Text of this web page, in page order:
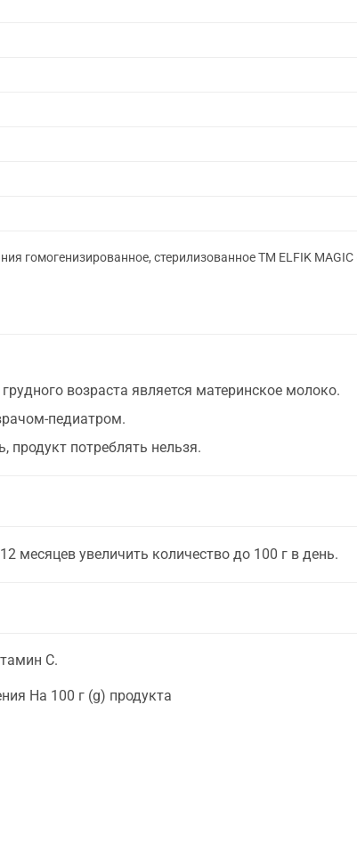
гомогенизированное, стерилизованное ТМ ELFIK MAGIC
возраста является материнское молоко.
педиатром.
продукт потреблять нельзя.
месяцев увеличить количество до 100 г в день.
С.
На 100 г (g) продукта